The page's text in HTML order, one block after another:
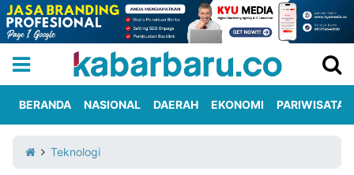
Iklan
Berita
Kami
BERANDA NASIONAL DAERAH EKONOMI PARIWISATA
Teknologi